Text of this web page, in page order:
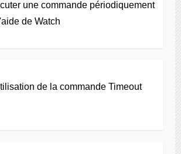
une commande périodiquement
de Watch
de la commande Timeout